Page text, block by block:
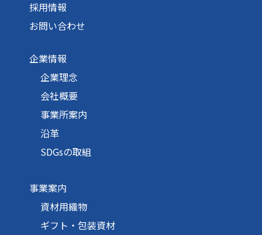
採用情報
お問い合わせ
企業情報
企業理念
会社概要
事業所案内
沿革
SDGsの取組
事業案内
資材用織物
ギフト・包装資材